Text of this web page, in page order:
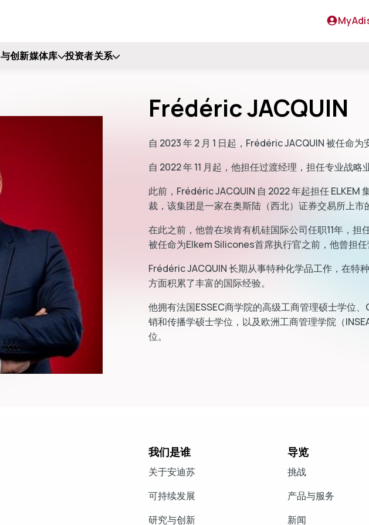
创新媒体库 投资者关系
Frédéric JACQUIN
自 2023 年 2 月 1 日起，Frédéric JACQUIN 被任命为
自 2022 年 11 月起，他担任过渡经理，担任专业战略
此前，Frédéric JACQUIN 自 2022 年起担任 ELKEM
裁，该集团是一家在奥斯陆（西北）证券交易所上市
在此之前，他曾在埃肯有机硅国际公司任职11年，担
被任命为Elkem Silicones首席执行官之前，他曾担任
Frédéric JACQUIN 长期从事特种化学品工作，在特
方面积累了丰富的国际经验。
他拥有法国ESSEC商学院的高级工商管理硕士学位
销和传播学硕士学位，以及欧洲工商管理学院（
位。
我们是谁
关于安迪苏
可持续发展
研究与创新
导览
挑战
产品与服务
新闻